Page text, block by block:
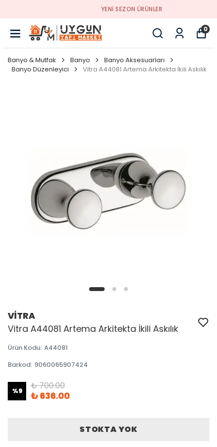
YENI SEZON ÜRÜNLER
0
Banyo & Mutfak Banyo
Banyo Aksesuarları
Banyo Düzenleyici
Vitra A44081 Artema Arkitekta İkili Askılık
VİTRA
Vitra A44081 Artema Arkitekta İkili Askılık
Ürün Kodu: A44081
Barkod: 9060065907424
%9 ₺ 700.00
₺ 636.00
STOKTA YOK